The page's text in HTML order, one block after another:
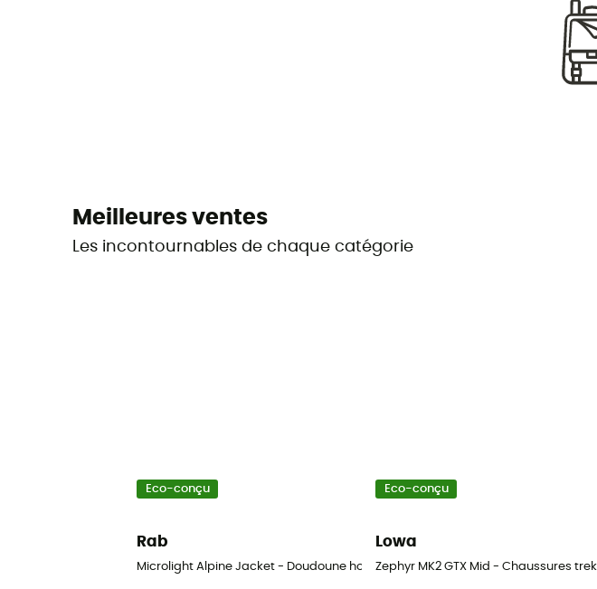
Meilleures ventes
Les incontournables de chaque catégorie
Eco-conçu
Rab
Microlight Alpine Jacket - Doudoune homme
Eco-conçu
Lowa
Zephyr MK2 GTX Mid - Chaussures